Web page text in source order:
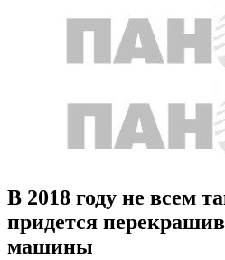
В 2018 году не всем
придется
машины